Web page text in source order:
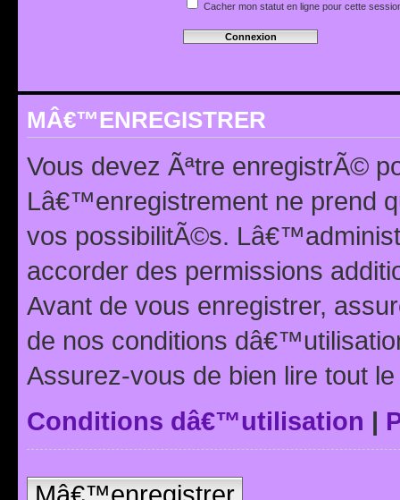
Cacher mon statut en ligne pour cette
MÂ€™ENREGISTRER
Vous devez Ãªtre enregistrÃ©
Lâ€™enregistrement ne prend
vos possibilitÃ©s.
accorder des permissions
Avant de vous enregistrer,
de nos conditions
Assurez-vous de bien lire tout
Conditions dâ€™utilisation |
Mâ€™enregistrer